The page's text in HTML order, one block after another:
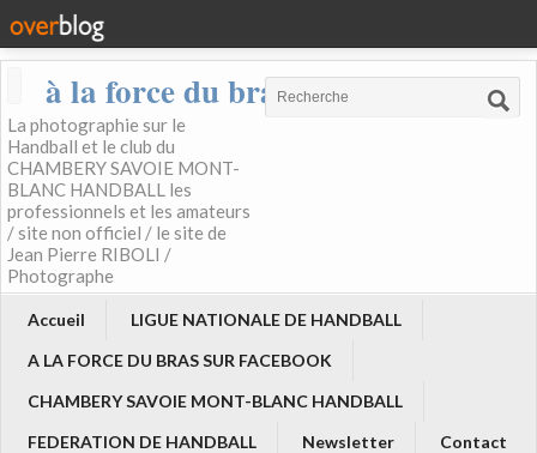
à la force du bras
La photographie sur le
Handball et le club du
CHAMBERY SAVOIE MONT-
BLANC HANDBALL les
professionnels et les amateurs
/ site non officiel / le site de
Jean Pierre RIBOLI /
Photographe
Accueil
LIGUE NATIONALE DE HANDBALL
A LA FORCE DU BRAS SUR FACEBOOK
CHAMBERY SAVOIE MONT-BLANC HANDBALL
FEDERATION DE HANDBALL
Newsletter Contact